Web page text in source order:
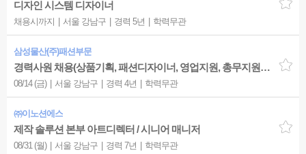
디자인 시스템 디자이너
채용시까지 서울 강남구 경력 5년 학력무관
삼성물산(주)패션부문
경력사원 채용(상품기획, 패션디자이너, 영업지원, 총무지원) - 패션디자이너(남성복)
08/14 (금) 서울 강남구 경력 4년 학력무관
㈜이노션에스
제작 솔루션 본부 아트디렉터 / 시니어 매니저
08/31 (월) 서울 강남구 경력 7년 학력무관